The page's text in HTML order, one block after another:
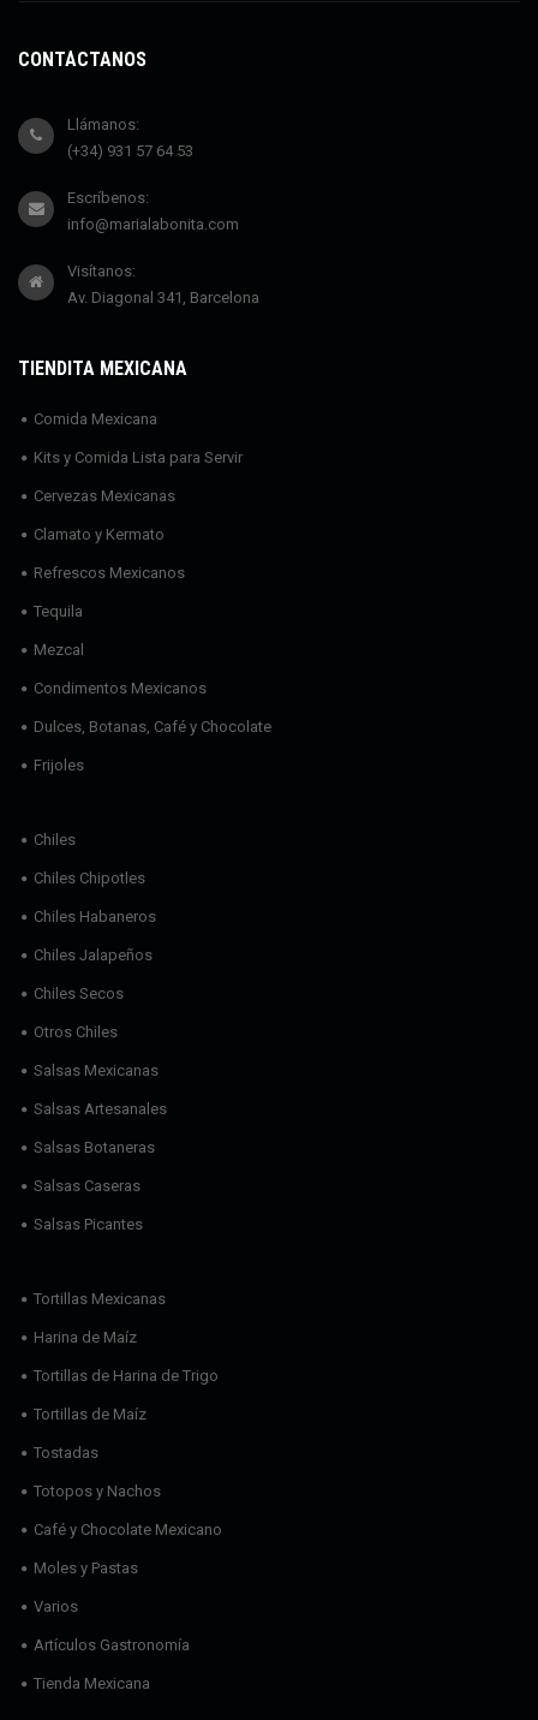
CONTÁCTANOS
Llámanos:
(+34) 931 57 64 53
Escríbenos:
info@marialabonita.com
Visítanos:
Av. Diagonal 341, Barcelona
TIENDITA MEXICANA
Comida Mexicana
Kits y Comida Lista para Servir
Cervezas Mexicanas
Clamato y Kermato
Refrescos Mexicanos
Tequila
Mezcal
Condimentos Mexicanos
Dulces, Botanas, Café y Chocolate
Frijoles
Chiles
Chiles Chipotles
Chiles Habaneros
Chiles Jalapeños
Chiles Secos
Otros Chiles
Salsas Mexicanas
Salsas Artesanales
Salsas Botaneras
Salsas Caseras
Salsas Picantes
Tortillas Mexicanas
Harina de Maíz
Tortillas de Harina de Trigo
Tortillas de Maíz
Tostadas
Totopos y Nachos
Café y Chocolate Mexicano
Moles y Pastas
Varios
Artículos Gastronomía
Tienda Mexicana